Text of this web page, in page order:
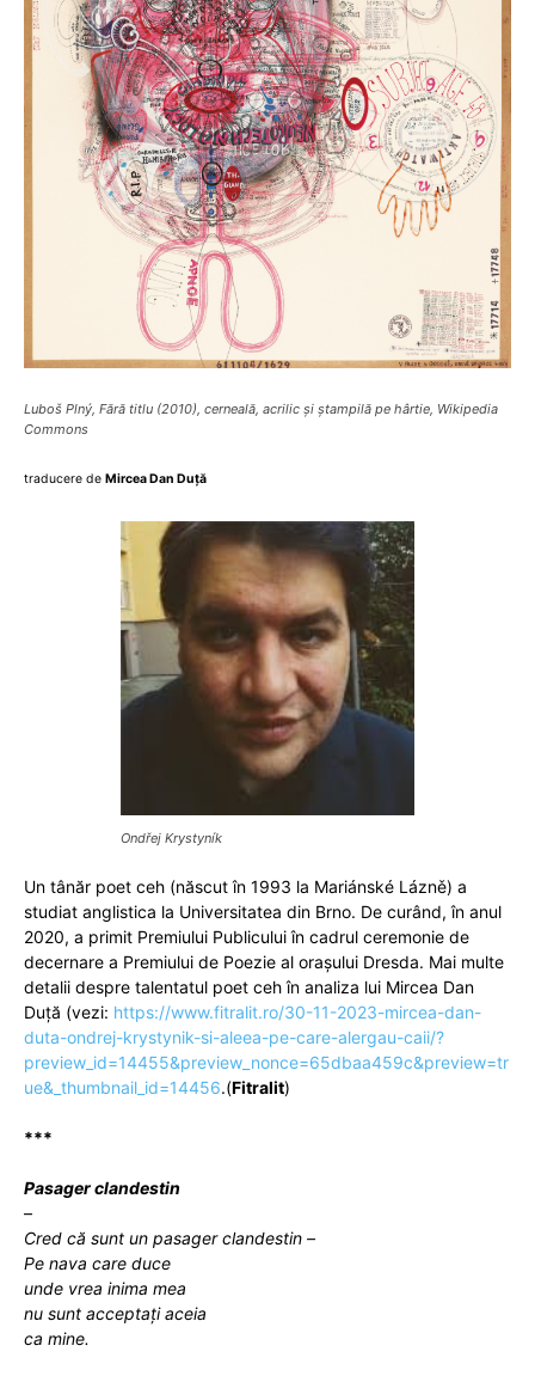
din
Luboš Plný, Fără titlu (2010), cerneală, acrilic și ștampilă pe hârtie, Wikipedia
Commons
traducere de Mircea Dan Duță
Ondřej Krystyník
Un tânăr poet ceh (născut în 1993 la Mariánské Lázně) a
studiat anglistica la Universitatea din Brno. De curând, în anul
2020, a primit Premiului Publicului în cadrul ceremonie de
decernare a Premiului de Poezie al orașului Dresda. Mai multe
detalii despre talentatul poet ceh în analiza lui Mircea Dan
Duță (vezi: https://www.fitralit.ro/30-11-2023-mircea-dan-
duta-ondrej-krystynik-si-aleea-pe-care-alergau-caii/?
preview_id=14455&preview_nonce=65dbaa459c&preview=tr
ue&_thumbnail_id=14456.(Fitralit)
***
Pasager clandestin
–
Cred că sunt un pasager clandestin –
Pe nava care duce
unde vrea inima mea
nu sunt acceptați aceia
ca mine.